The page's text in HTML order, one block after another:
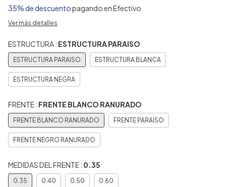
35% de descuentopagando en Efectivo
Ver más detalles
ESTRUCTURA : ESTRUCTURA PARAISO
ESTRUCTURA PARAISO ESTRUCTURA BLANCA
ESTRUCTURA NEGRA
FRENTE : FRENTE BLANCO RANURADO
FRENTE BLANCO RANURADO FRENTE PARAISO
FRENTE NEGRO RANURADO
MEDIDAS DEL FRENTE : 0.35
0.35 0.40 0.50 0.60